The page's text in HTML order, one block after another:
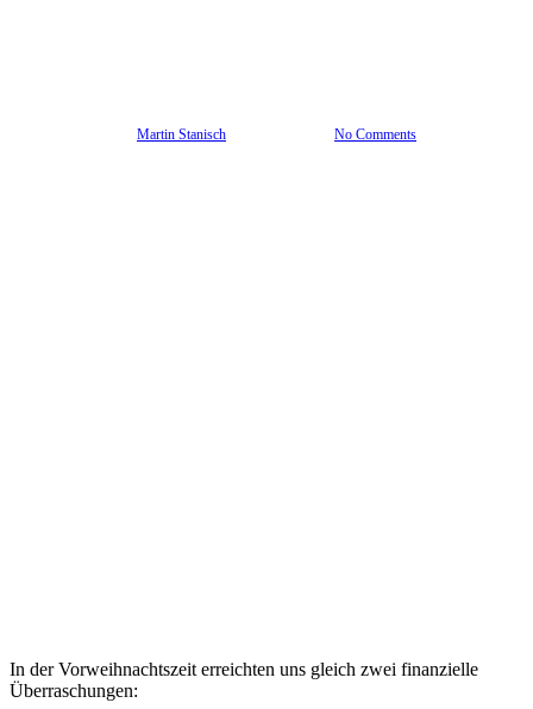
Martin Stanisch No Comments
In der Vorweihnachtszeit erreichten uns gleich zwei finanzielle
Überraschungen: